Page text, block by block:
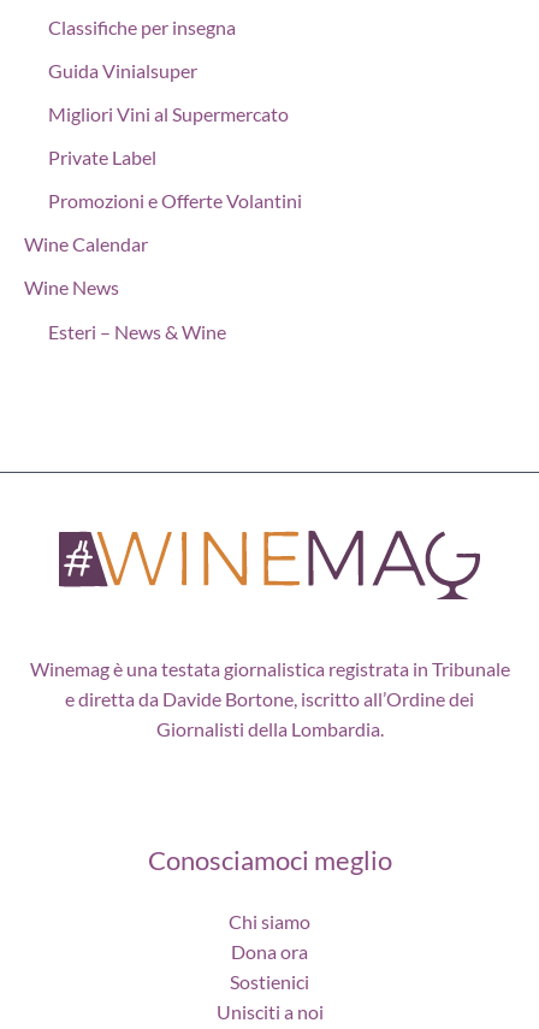
Classifiche per insegna
Guida Vinialsuper
Migliori Vini al Supermercato
Private Label
Promozioni e Offerte Volantini
Wine Calendar
Wine News
Esteri – News & Wine
Winemag è una testata giornalistica registrata in Tribunale
e diretta da Davide Bortone, iscritto all’Ordine dei
Giornalisti della Lombardia.
Conosciamoci meglio
Chi siamo
Dona ora
Sostienici
Unisciti a noi